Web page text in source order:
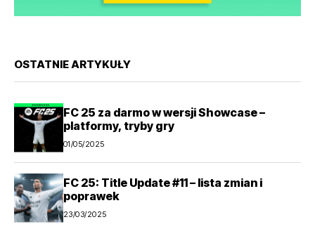
OSTATNIE ARTYKUŁY
FC 25 za darmo w wersji Showcase –
platformy, tryby gry
01/05/2025
FC 25: Title Update #11 – lista zmian i
poprawek
23/03/2025